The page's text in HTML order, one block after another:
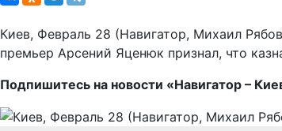
Киев, Февраль 28 (Навигатор, Михаил
премьер Арсений Яценюк признал, что
Подпишитесь на новости «Навигатор –